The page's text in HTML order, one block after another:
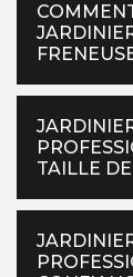
TAILLE